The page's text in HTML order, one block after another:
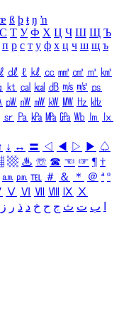
ß þ ŧ ŋ ŉ
С Т У Ф Х Ц Ч Ш Щ Ъ
п р с т у ф х ц ч ш щ ъ
㎗ ℓ ㎘ ㏄ ㎣ ㎤ ㎥ ㎦
㏏ ㎈ ㎉ ㏈ ㎧ ㎨ ㎰
㎺ ㎻ ㎽ ㎾ ㎿ ㎐ ㎑
㏛ ㎩ ㎪ ㎫ ㎬ ㏝ ㏐
㏓
↓ ↔ 〓 ◁ ◀ ▷ ▶ ♤
▩ ♨ ☏ ☎ ☜ ☞ ¶ †
㏂ ㏘ ℡ ＃ ＆ ＊ ＠ ª º
Ⅴ Ⅵ Ⅶ Ⅷ Ⅸ Ⅹ
ب ت ث ج ح خ د ذ ر ز